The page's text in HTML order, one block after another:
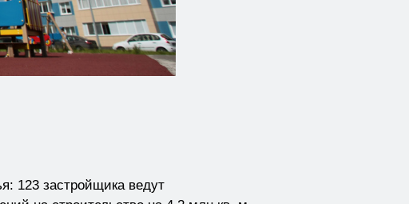
123 застройщика ведут